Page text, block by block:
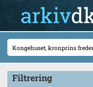
Filtrering